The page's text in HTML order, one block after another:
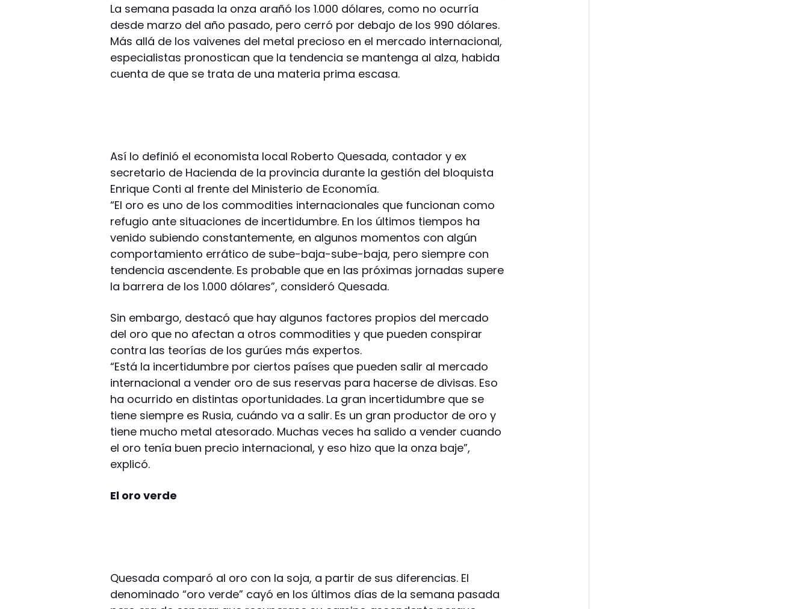
La semana pasada la onza arañó los 1.000 dólares, como no ocurría
desde marzo del año pasado, pero cerró por debajo de los 990 dólares.
Más allá de los vaivenes del metal precioso en el mercado internacional,
especialistas pronostican que la tendencia se mantenga al alza, habida
cuenta de que se trata de una materia prima escasa.
Así lo definió el economista local Roberto Quesada, contador y ex
secretario de Hacienda de la provincia durante la gestión del bloquista
Enrique Conti al frente del Ministerio de Economía.
“El oro es uno de los commodities internacionales que funcionan como
refugio ante situaciones de incertidumbre. En los últimos tiempos ha
venido subiendo constantemente, en algunos momentos con algún
comportamiento errático de sube-baja-sube-baja, pero siempre con
tendencia ascendente. Es probable que en las próximas jornadas supere
la barrera de los 1.000 dólares”, consideró Quesada.
Sin embargo, destacó que hay algunos factores propios del mercado
del oro que no afectan a otros commodities y que pueden conspirar
contra las teorías de los gurúes más expertos.
“Está la incertidumbre por ciertos países que pueden salir al mercado
internacional a vender oro de sus reservas para hacerse de divisas. Eso
ha ocurrido en distintas oportunidades. La gran incertidumbre que se
tiene siempre es Rusia, cuándo va a salir. Es un gran productor de oro y
tiene mucho metal atesorado. Muchas veces ha salido a vender cuando
el oro tenía buen precio internacional, y eso hizo que la onza baje”,
explicó.
El oro verde
Quesada comparó al oro con la soja, a partir de sus diferencias. El
denominado “oro verde” cayó en los últimos días de la semana pasada